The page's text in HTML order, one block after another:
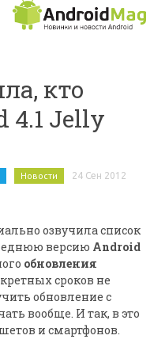
кто
4.1 Jelly
Новости 24 Сен 2012
озвучила список
версию Android
обновления
сроков не
обновление с
вообще. И так, в это
и смартфонов.